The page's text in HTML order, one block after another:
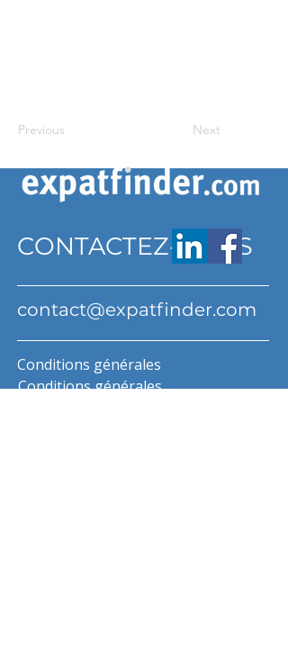
Previous Next
CONTACTEZ-NOUS
contact@expatfinder.com
Conditions générales
Conditions générales